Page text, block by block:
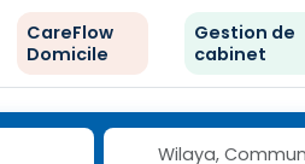
CareFlow
Domicile
Gestion de
cabinet